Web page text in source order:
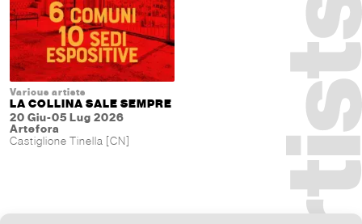
Various artists
LA COLLINA SALE SEMPRE
20 Giu-05 Lug 2026
Artefora
Castiglione Tinella [CN]